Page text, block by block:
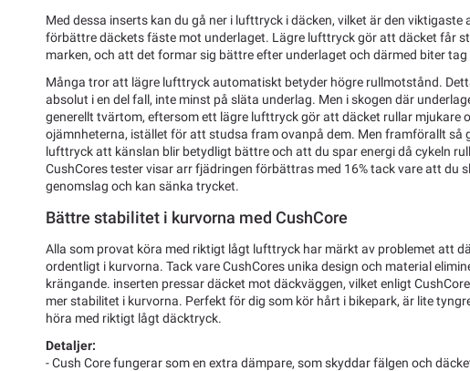
Med dessa inserts kan du gå ner i lufttryck i däcken, vilket är den viktigaste
förbättre däckets fäste mot underlaget. Lägre lufttryck gör att däcket får
marken, och att det formar sig bättre efter underlaget och därmed biter tag
Många tror att lägre lufttryck automatiskt betyder högre rullmotstånd.
absolut i en del fall, inte minst på släta underlag. Men i skogen där
generellt tvärtom, eftersom ett lägre lufttryck gör att däcket rullar mjukare
ojämnheterna, istället för att studsa fram ovanpå dem. Men framförallt så
lufttryck att känslan blir betydligt bättre och att du spar energi då cykeln
CushCores tester visar arr fjädringen förbättras med 16% tack vare att du
genomslag och kan sänka trycket.
Bättre stabilitet i kurvorna med CushCore
Alla som provat köra med riktigt lågt lufttryck har märkt av problemet att
ordentligt i kurvorna. Tack vare CushCores unika design och material
krängande. inserten pressar däcket mot däckväggen, vilket enligt
mer stabilitet i kurvorna. Perfekt för dig som kör hårt i bikepark, är lite
höra med riktigt lågt däcktryck.
Detaljer:
- Cush Core fungerar som en extra dämpare, som skyddar fälgen och